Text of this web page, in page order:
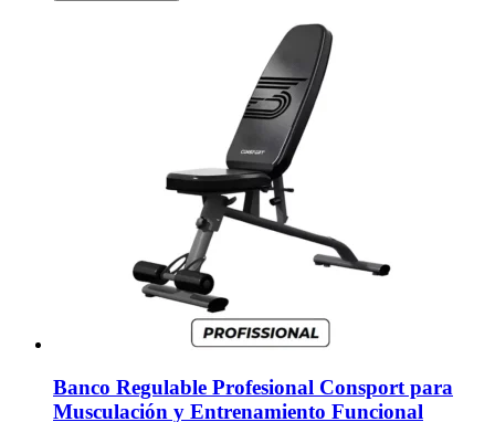
Banco Regulable Profesional Consport para
Musculación y Entrenamiento Funcional